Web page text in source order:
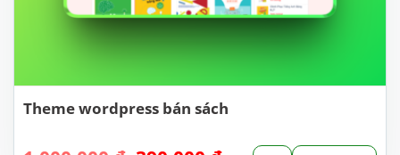
Theme wordpress bán sách